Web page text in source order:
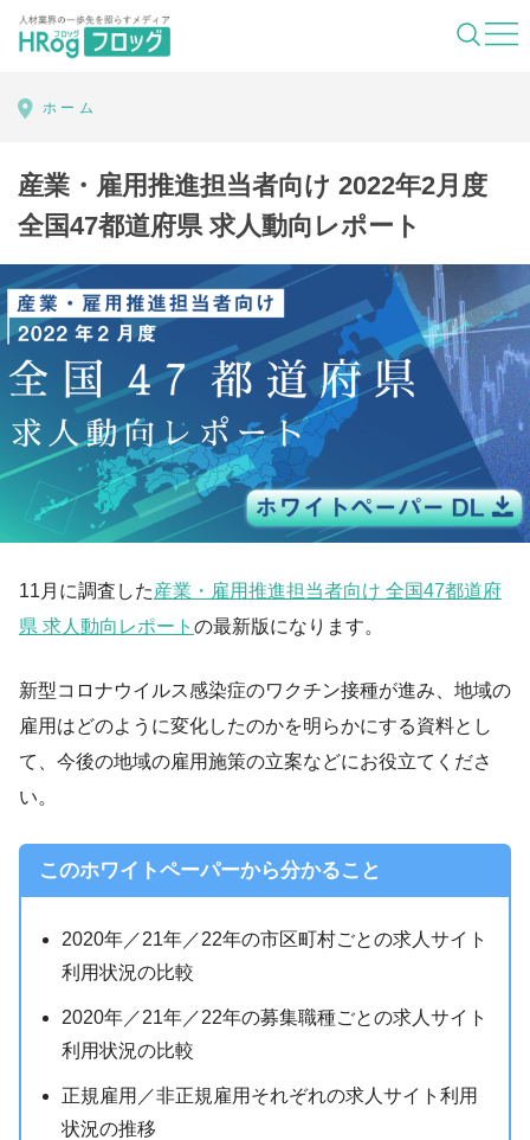
HRog | 人材業界の一歩先を照らすメディ
ホーム
産業・雇用推進担当者向け 2022年2月度
全国47都道府県 求人動向レポート
11月に調査した産業・雇用推進担当者向け 全国47都道府
県 求人動向レポート の最新版になります。
新型コロナウイルス感染症のワクチン接種が進み、地域の
雇用はどのように変化したのかを明らかにする資料とし
て、今後の地域の雇用施策の立案などにお役立てくださ
い。
このホワイトペーパーから分かること
2020年／21年／22年の市区町村ごとの求人サイト
利用状況の比較
2020年／21年／22年の募集職種ごとの求人サイト
利用状況の比較
正規雇用／非正規雇用それぞれの求人サイト利用
状況の推移